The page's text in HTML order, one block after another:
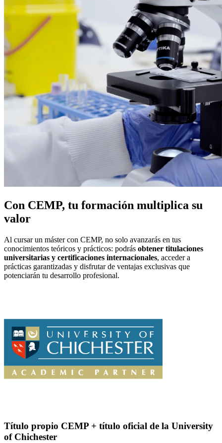
Con CEMP, tu formación multiplica su
valor
Al cursar un máster con CEMP, no solo avanzarás en tus
conocimientos teóricos y prácticos: podrás obtener titulaciones
universitarias y certificaciones internacionales, acceder a
prácticas garantizadas y disfrutar de ventajas exclusivas que
potenciarán tu desarrollo profesional.
Título propio CEMP + título oficial de la University
of Chichester